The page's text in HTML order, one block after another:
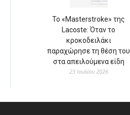
Το «Masterstroke» της
Lacoste: Όταν το
κροκοδειλάκι
παραχώρησε τη θέση του
στα απειλούμενα είδη
23 Ιουλίου 2026